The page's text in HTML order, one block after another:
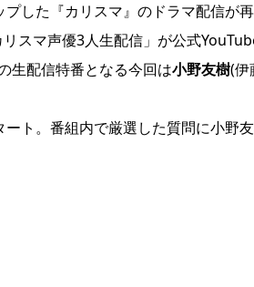
した『カリスマ』のドラマ配信が再
スマ声優3人生配信」が公式
生配信特番となる今回は小野友樹(伊
ト。番組内で厳選した質問に小野